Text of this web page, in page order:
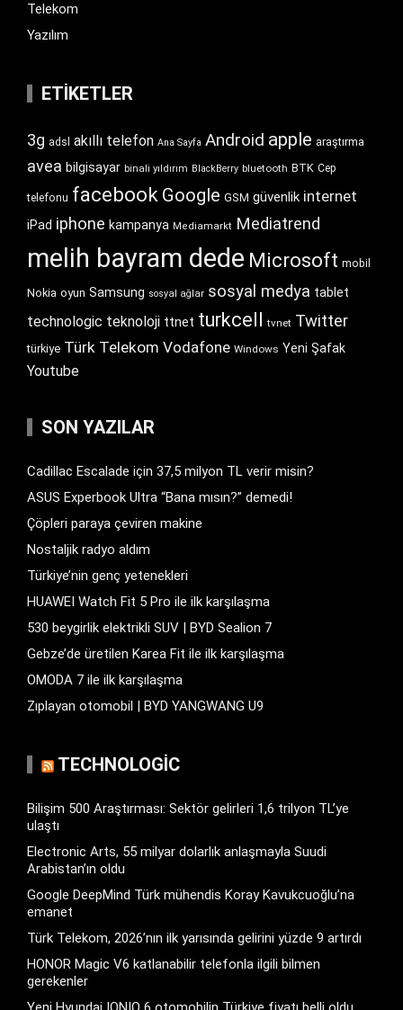
Telekom
Yazılım
ETIKETLER
3g adsl akıllı telefon Ana Sayfa Android apple araştırma
avea bilgisayar binali yıldırım BlackBerry bluetooth BTK Cep
telefonu facebook Google GSM güvenlik internet
iPad iphone kampanya Mediamarkt Mediatrend
melih bayram dede Microsoft mobil
Nokia oyun Samsung sosyal ağlar sosyal medya tablet
technologic teknoloji ttnet turkcell tvnet Twitter
türkiye Türk Telekom Vodafone Windows Yeni Şafak
Youtube
SON YAZILAR
Cadillac Escalade için 37,5 milyon TL verir misin?
ASUS Experbook Ultra “Bana mısın?” demedi!
Çöpleri paraya çeviren makine
Nostaljik radyo aldım
Türkiye’nin genç yetenekleri
HUAWEI Watch Fit 5 Pro ile ilk karşılaşma
530 beygirlik elektrikli SUV | BYD Sealion 7
Gebze’de üretilen Karea Fit ile ilk karşılaşma
OMODA 7 ile ilk karşılaşma
Zıplayan otomobil | BYD YANGWANG U9
TECHNOLOGIC
Bilişim 500 Araştırması: Sektör gelirleri 1,6 trilyon TL’ye
ulaştı
Electronic Arts, 55 milyar dolarlık anlaşmayla Suudi
Arabistan’ın oldu
Google DeepMind Türk mühendis Koray Kavukcuoğlu’na
emanet
Türk Telekom, 2026’nın ilk yarısında gelirini yüzde 9 artırdı
HONOR Magic V6 katlanabilir telefonla ilgili bilmen
gerekenler